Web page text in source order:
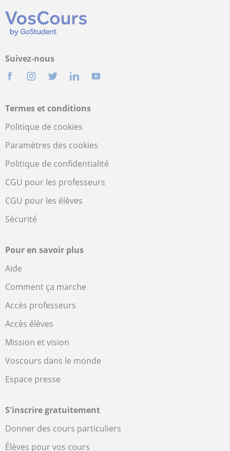
Suivez-nous
Termes et conditions
Politique de cookies
Paramètres des cookies
Politique de confidentialité
CGU pour les professeurs
CGU pour les élèves
Sécurité
Pour en savoir plus
Aide
Comment ça marche
Accès professeurs
Accès élèves
Mission et vision
Voscours dans le monde
Espace presse
S'inscrire gratuitement
Donner des cours particuliers
Élèves pour vos cours